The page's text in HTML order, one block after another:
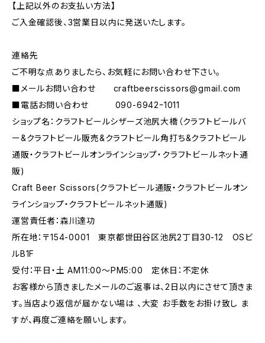
【上記以外のお支払い方法】
ご入金確認後、3営業日以内に発送いたします。
連絡先
ご不明な点ありましたら、お気軽にお問い合わせ下さい。
■メールお問い合わせ craftbeerscissors@gmail.com
■電話お問い合わせ 090-6942ｰ1011
ショップ名：クラフトビールシザーズ池尻大橋（クラフトビールバ
ー&クラフトビール販売&クラフトビール角打ち&クラフトビール
通販・クラフトビールオンラインショップ・クラフトビールネット通
販)
Craft Beer Scissors(クラフトビール通販・クラフトビールオン
ラインショップ・クラフトビールネット通販)
運営責任者：森川達功
所在地：〒154-0001 東京都世田谷区池尻2丁目30-12 OSビ
ルB1F
受付：平日・土 AM11:00～PM5:00 定休日：不定休
お客様から頂きましたメールのご返事は、2日以内にさせて頂きま
す。当店より返信が届かない場は 、大変 お手数をお掛け致し ま
すが、再度ご連絡を願いします。